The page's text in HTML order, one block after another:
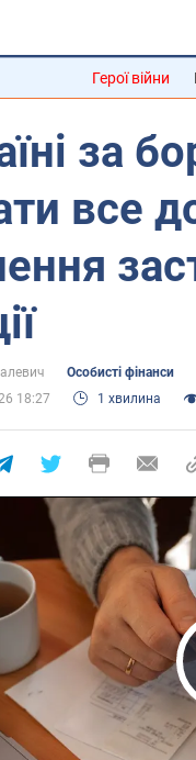
Герої війни
за
все
Особисті фінанси
18:27
1 хвилина